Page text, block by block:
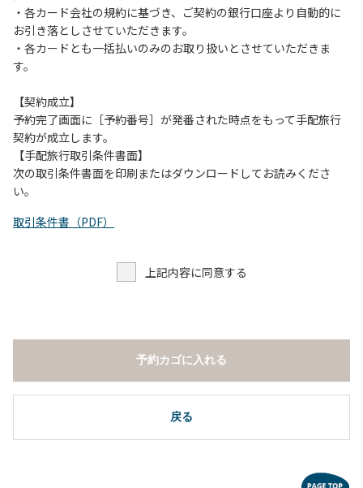
・各カード会社の規約に基づき、ご契約の銀行口座より自動的に
お引き落としさせていただきます。
・各カードとも一括払いのみのお取り扱いとさせていただきま
す。
【契約成立】
予約完了画面に［予約番号］が発番された時点をもって手配旅行
契約が成立します。
【手配旅行取引条件書面】
次の取引条件書面を印刷またはダウンロードしてお読みくださ
い。
取引条件書（PDF）
上記内容に同意する
戻る
予約カゴに入れる